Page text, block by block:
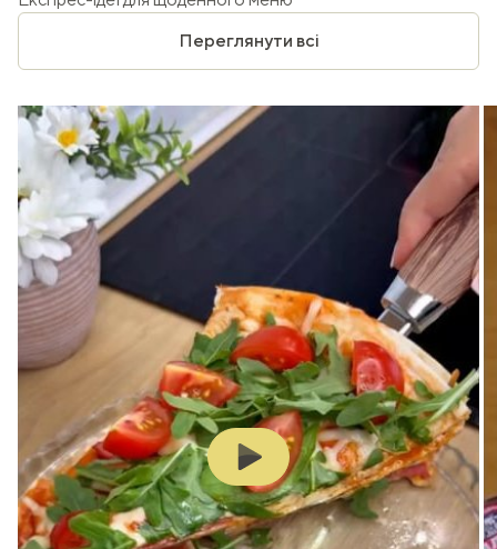
Переглянути всі
Play